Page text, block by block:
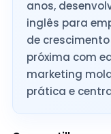
anos,
inglês para
de
próxima com
marketing
prática e